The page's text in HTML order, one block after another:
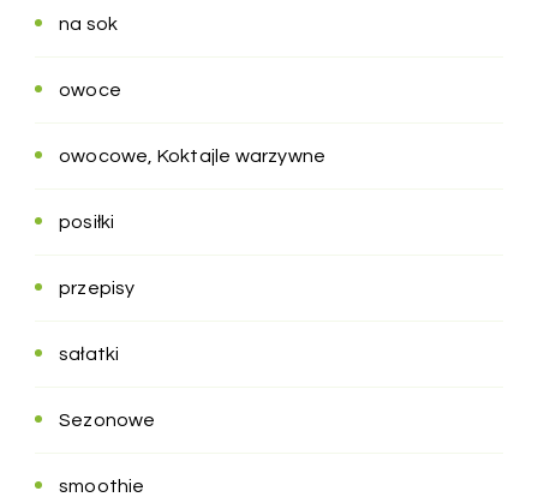
na sok
owoce
owocowe, Koktajle warzywne
posiłki
przepisy
sałatki
Sezonowe
smoothie